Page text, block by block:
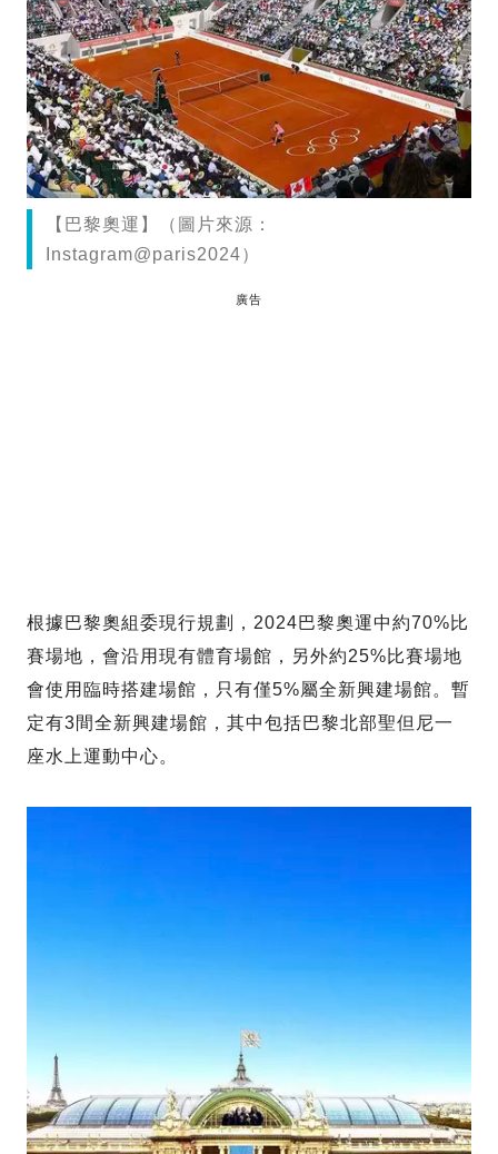
【巴黎奧運】（圖片來源：
Instagram@paris2024）
廣告
根據巴黎奧組委現行規劃，2024巴黎奧運中約70%比
賽場地，會沿用現有體育場館，另外約25%比賽場地
會使用臨時搭建場館，只有僅5%屬全新興建場館。暫
定有3間全新興建場館，其中包括巴黎北部聖但尼一
座水上運動中心。